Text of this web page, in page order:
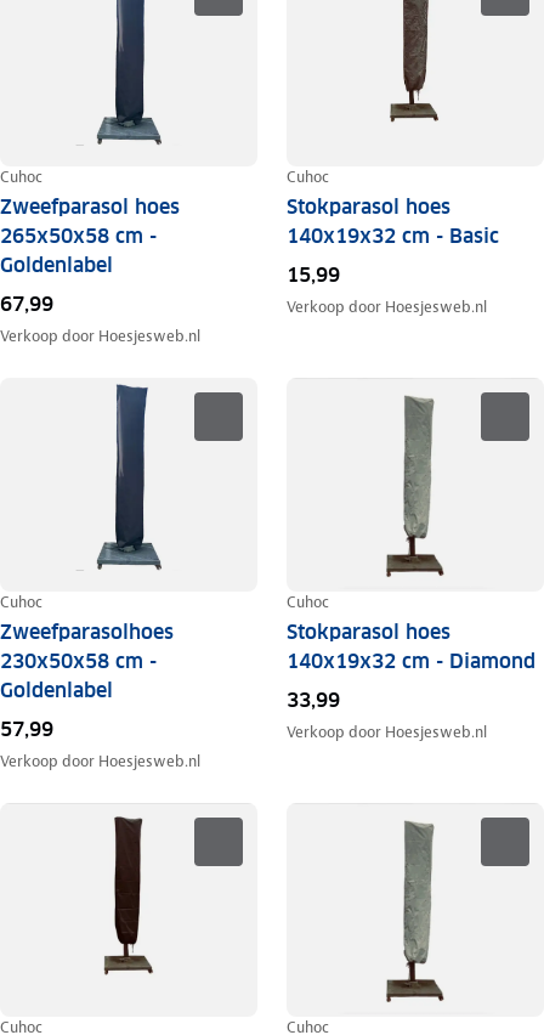
Cuhoc
Zweefparasol hoes
265x50x58 cm -
Goldenlabel
67,99
Verkoop door Hoesjesweb.nl
Cuhoc
Stokparasol hoes
140x19x32 cm - Basic
15,99
Verkoop door Hoesjesweb.nl
Cuhoc
Zweefparasolhoes
230x50x58 cm -
Goldenlabel
57,99
Verkoop door Hoesjesweb.nl
Cuhoc
Stokparasol hoes
140x19x32 cm - Diamond
33,99
Verkoop door Hoesjesweb.nl
Cuhoc Cuhoc